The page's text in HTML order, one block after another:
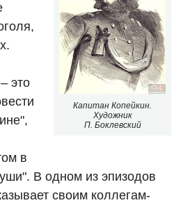
Капитан Копейкин.
Художник
П. Боклевский
это
в
В одном из эпизодов
своим коллегам-